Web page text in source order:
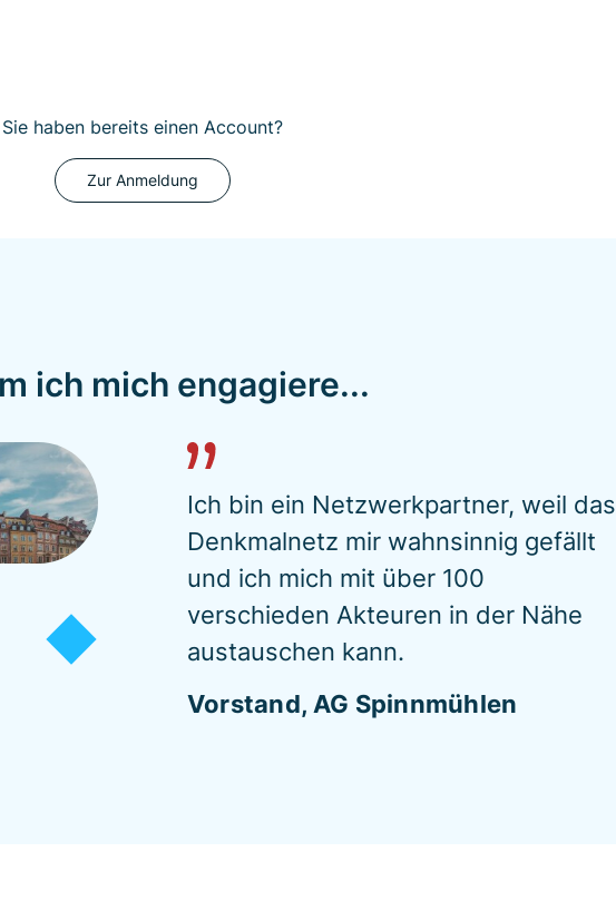
Sie haben bereits einen Account?
Zur Anmeldung
ich mich engagiere...
Ich bin ein Netzwerkpartner, weil das
Denkmalnetz mir wahnsinnig gefällt
und ich mich mit über 100
verschieden Akteuren in der Nähe
austauschen kann.
Vorstand, AG Spinnmühlen